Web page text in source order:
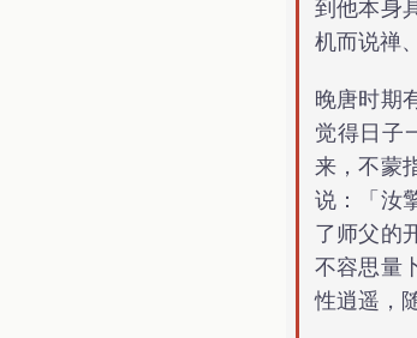
到他本身
机而说禅
晚唐时期
觉得日子
来，不蒙
说：「汝
了师父的
不容思量
性逍遥，